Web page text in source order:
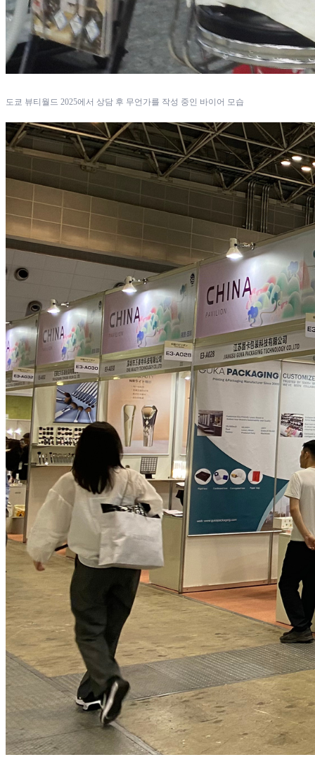
도쿄 뷰티월드 2025에서 상담 후 무언가를 작성 중인 바이어 모습